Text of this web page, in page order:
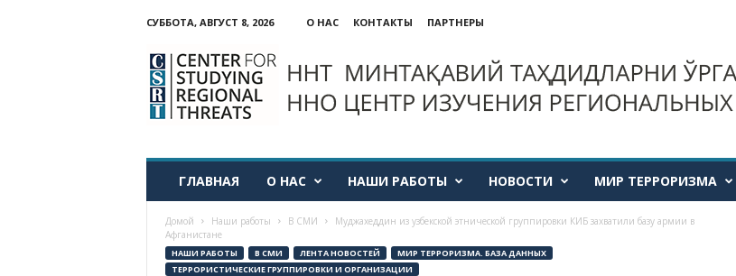
СУББОТА, АВГУСТ 8, 2026 О НАС КОНТАКТЫ
ПАРТНЕРЫ
Центр
изучения
региональных
угроз
ГЛАВНАЯ О НАС НАШИ РАБОТЫ НОВОСТИ МИР ТЕРРОРИЗМА
Домой Наши работы В СМИ
Муджахеддин из узбекской этнической группировки КИБ захватили базу армии в
Афганистане
НАШИ РАБОТЫ В СМИ ЛЕНТА НОВОСТЕЙ
МИР ТЕРРОРИЗМА. БАЗА ДАННЫХ
ТЕРРОРИСТИЧЕСКИЕ ГРУППИРОВКИ И ОРГАНИЗАЦИИ